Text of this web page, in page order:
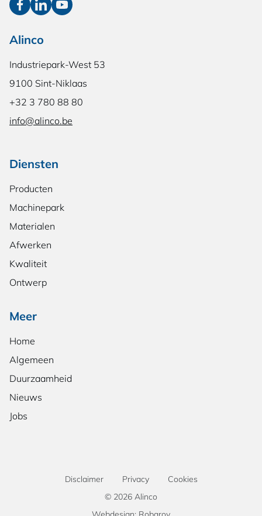
Alinco
Industriepark-West 53
9100 Sint-Niklaas
+32 3 780 88 80
info@alinco.be
Diensten
Producten
Machinepark
Materialen
Afwerken
Kwaliteit
Ontwerp
Meer
Home
Algemeen
Duurzaamheid
Nieuws
Jobs
Disclaimer Privacy
Cookies
© 2026 Alinco